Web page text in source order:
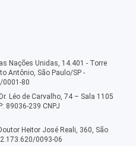
Nações Unidas, 14.401 - Torre
Antônio, São Paulo/SP -
0001-80
Léo de Carvalho, 74 – Sala 1105
89036-239 CNPJ
Heitor José Reali, 360, São
0093-06